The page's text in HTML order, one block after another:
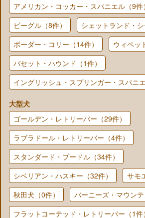
アメリカン・コッカー・スパニエル（9件）
ビーグル（8件）
シェットランド・シ
ボーダー・コリー（14件）
ウィペッ
バセット・ハウンド（1件）
イングリッシュ・スプリンガー・スパニエ
大型犬
ゴールデン・レトリーバー（29件）
ラブラドール・レトリーバー（4件）
スタンダード・プードル（34件）
シベリアン・ハスキー（32件）
サモ
秋田犬（0件）
バーニーズ・マウンテ
フラットコーテッド・レトリーバー（1件）